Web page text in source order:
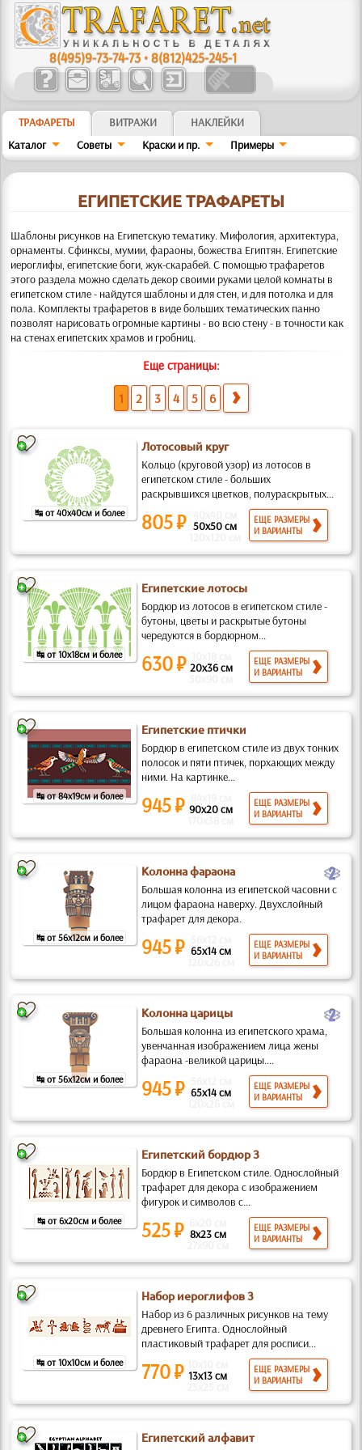
8(495)9-73-74-73 •8(812)425-245-1
ТРАФАРЕТЫ ВИТРАЖИ
НАКЛЕЙКИ
Каталог
Советы Краски и пр. Примеры
ЕГИПЕТСКИЕ ТРАФАРЕТЫ
Шаблоны рисунков на Египетскую тематику. Мифология, архитектура,
орнаменты. Сфинксы, мумии, фараоны, божества Египтян. Египетские
иероглифы, египетские боги, жук-скарабей. С помощью трафаретов
этого раздела можно сделать декор своими руками целой комнаты в
египетском стиле - найдутся шаблоны и для стен, и для потолка и для
пола. Комплекты трафаретов в виде больших тематических панно
позволят нарисовать огромные картины - во всю стену - в точности как
на стенах египетских храмов и гробниц.
Еще страницы:
1 2 3 4 5 6
↹ от 40x40см и более
Лотосовый круг
Кольцо (круговой узор) из лотосов в
египетском стиле - больших
раскрывшихся цветков, полураскрытых...
805 ₽ 50x50 см
ЕЩЕ РАЗМЕРЫ
И ВАРИАНТЫ
↹ от 10x18см и более
Египетские лотосы
Бордюр из лотосов в египетском стиле -
бутоны, цветы и раскрытые бутоны
чередуются в бордюрном...
630 ₽ 20x36 см
ЕЩЕ РАЗМЕРЫ
И ВАРИАНТЫ
↹ от 84x19см и более
Египетские птички
Бордюр в египетском стиле из двух тонких
полосок и пяти птичек, порхающих между
ними. На картинке...
945 ₽ 90x20 см
ЕЩЕ РАЗМЕРЫ
И ВАРИАНТЫ
↹ от 56x12см и более
Колонна фараона b
Большая колонна из египетской часовни с
лицом фараона наверху. Двухслойный
трафарет для декора.
945 ₽ 65x14 см
ЕЩЕ РАЗМЕРЫ
И ВАРИАНТЫ
↹ от 56x12см и более
Колонна царицы b
Большая колонна из египетского храма,
увенчанная изображением лица жены
фараона -великой царицы....
945 ₽ 65x14 см
ЕЩЕ РАЗМЕРЫ
И ВАРИАНТЫ
↹ от 6x20см и более
Египетский бордюр 3
Бордюр в Египетском стиле. Однослойный
трафарет для декора с изображением
фигурок и символов с...
525 ₽ 8x23 см
ЕЩЕ РАЗМЕРЫ
И ВАРИАНТЫ
↹ от 10x10см и более
Набор иероглифов 3
Набор из 6 различных рисунков на тему
древнего Египта. Однослойный
пластиковый трафарет для росписи...
770 ₽ 13x13 см
ЕЩЕ РАЗМЕРЫ
И ВАРИАНТЫ
Египетский алфавит